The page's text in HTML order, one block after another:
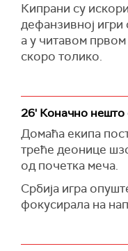
Кипрани су
дефанзивној
а у читавом
скоро толико.
26' Коначно
Домаћа екипа
треће деонице
од почетка меча.
Србија игра
фокусирала на